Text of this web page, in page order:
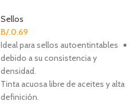
Sellos
B/.0.69
Ideal para sellos autoentintables
debido a su consistencia y
densidad.
Tinta acuosa libre de aceites y alta
definición.